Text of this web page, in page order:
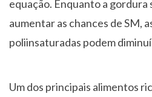
equação. Enquanto a gordura
aumentar as chances de SM,
poliinsaturadas podem
Um dos principais alimentos